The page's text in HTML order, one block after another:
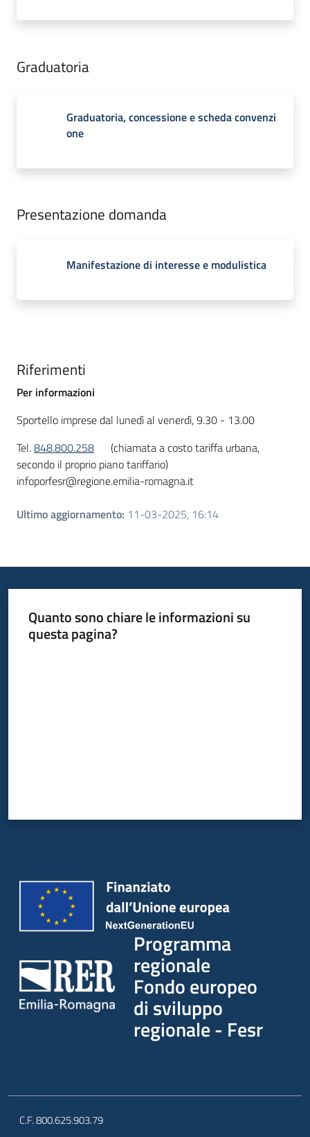
Graduatoria
Graduatoria, concessione e scheda convenzi
one
Presentazione domanda
Manifestazione di interesse e modulistica
Riferimenti
Per informazioni
Sportello imprese dal lunedì al venerdì, 9.30 - 13.00
Tel.848.800.258
(chiamata a costo tariffa urbana,
secondo il proprio piano tariffario)
infoporfesr@regione.emilia-romagna.it
Ultimo aggiornamento: 11-03-2025, 16:14
Quanto sono chiare le informazioni su
questa pagina?
Programma
regionale
Fondo europeo
di sviluppo
regionale - Fesr
C.F. 800.625.903.79